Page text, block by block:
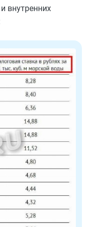
внутренних